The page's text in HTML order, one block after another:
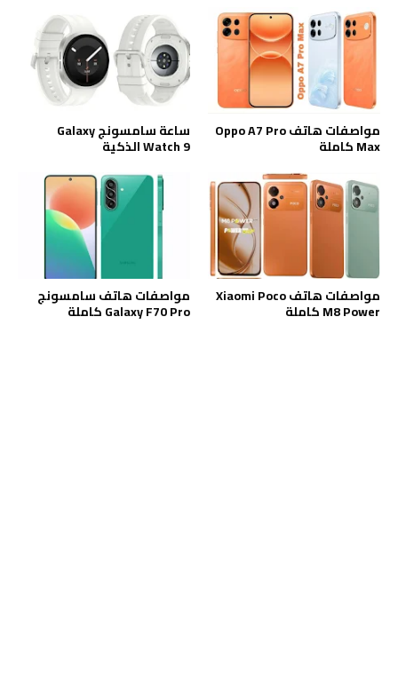
مواصفات هاتف Oppo A7 Pro
Max كاملة
ساعة سامسونج Galaxy
Watch 9 الذكية
مواصفات هاتف Xiaomi Poco
M8 Power كاملة
مواصفات هاتف سامسونج
Galaxy F70 Pro كاملة